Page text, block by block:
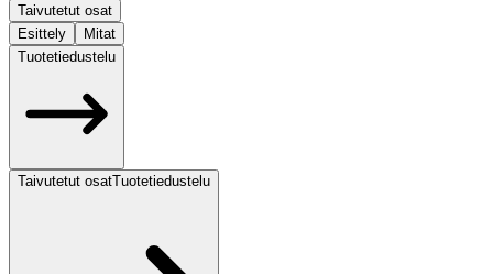
Taivutetut osat
Esittely
Mitat
Tuotetiedustelu
Taivutetut osatTuotetiedustelu